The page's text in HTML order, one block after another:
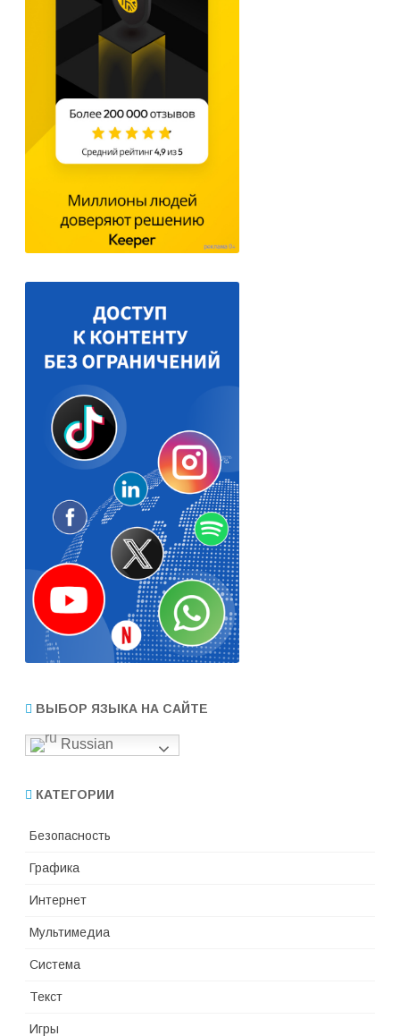
ВЫБОР ЯЗЫКА НА САЙТЕ
Russian
КАТЕГОРИИ
Безопасность
Графика
Интернет
Мультимедиа
Система
Текст
Игры